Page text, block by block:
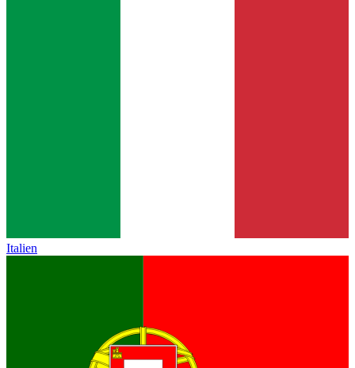
Italien